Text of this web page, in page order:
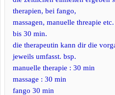
therapien, bei fango,
massagen, manuelle threapie
bis 30 min.
die therapeutin kann dir die
jeweils umfasst. bsp.
manuelle therapie : 30 min
massage : 30 min
fango 30 min